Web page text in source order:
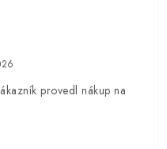
provedl nákup na